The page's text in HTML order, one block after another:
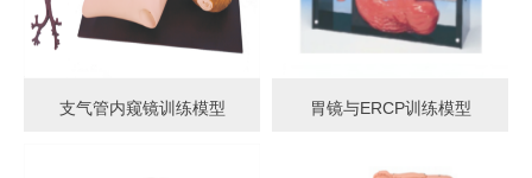
支气管内窥镜训练模型 胃镜与ERCP训练模型